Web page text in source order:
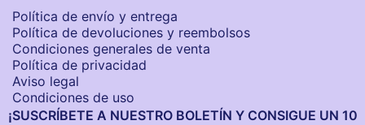
Política de envío y entrega
Política de devoluciones y reembolsos
Condiciones generales de venta
Política de privacidad
Aviso legal
Condiciones de uso
¡SUSCRÍBETE A NUESTRO BOLETÍN Y CONSIGUE UN 10